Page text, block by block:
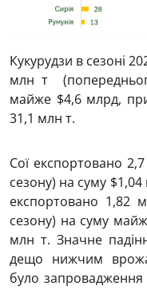
Кукурудзи в сезоні
млн т
майже $4,6 млрд,
31,1 млн т.
Сої експортовано
сезону) на суму
експортовано 1,82
сезону) на суму
млн т. Значне
дещо нижчим
було